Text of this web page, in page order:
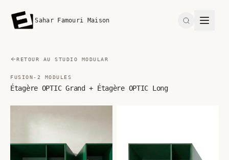
Sahar Famouri Maison
Search
RETOUR AU STUDIO MODULAR
FUSION-2 MODULES
Étagère OPTIC Grand + Étagère OPTIC Long